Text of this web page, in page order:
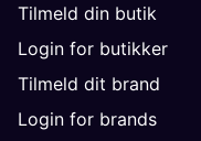
Tilmeld din butik
Login for butikker
Tilmeld dit brand
Login for brands